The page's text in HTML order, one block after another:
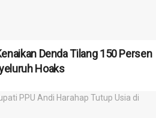
Denda Tilang 150 Persen
Hoaks